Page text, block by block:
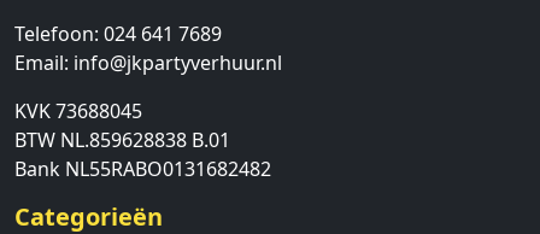
Telefoon: 024 641 7689
Email: info@jkpartyverhuur.nl
KVK 73688045
BTW NL.859628838 B.01
Bank NL55RABO0131682482
Categorieën